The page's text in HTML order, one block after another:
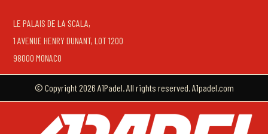
LE PALAIS DE LA SCALA,
1 AVENUE HENRY DUNANT, LOT 1200
98000 MONACO
© Copyright 2026 A1Padel. All rights reserved. A1padel.com